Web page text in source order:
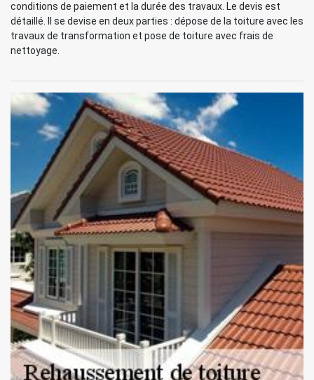
conditions de paiement et la durée des travaux. Le devis est
détaillé. Il se devise en deux parties : dépose de la toiture avec les
travaux de transformation et pose de toiture avec frais de
nettoyage.